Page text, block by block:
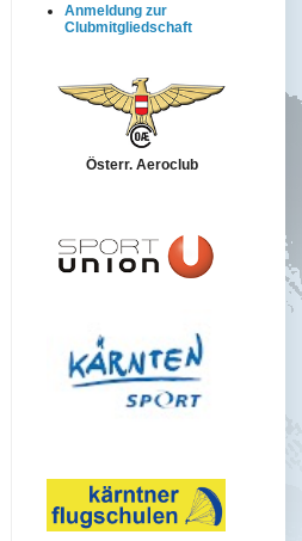
Anmeldung zur
Clubmitgliedschaft
Österr. Aeroclub